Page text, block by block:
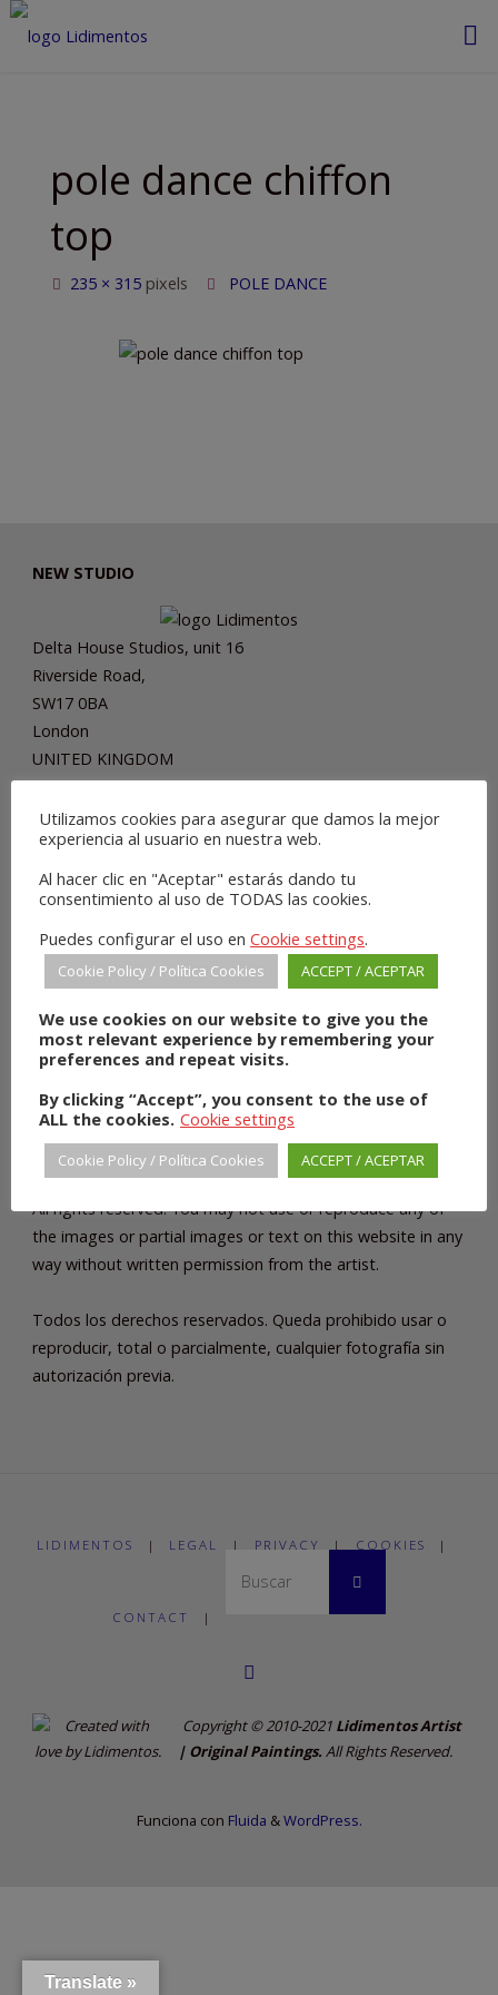
Saltar
pole dance chiffon
top
Tamaño
235 × 315 pixels POLE DANCE
NEW STUDIO
Delta House Studios, unit 16
Riverside Road,
SW17 0BA
London
UNITED KINGDOM
[map]
SHOPS
COPYRIGHT
All rights reserved. You may not use or reproduce any of
the images or partial images or text on this website in any
way without written permission from the artist.
Todos los derechos reservados. Queda prohibido usar o
reproducir, total o parcialmente, cualquier fotografía sin
autorización previa.
LIDIMENTOS | LEGAL | PRIVACY | COOKIES |
CONTACT |
Buscar
Copyright © 2010-2021 Lidimentos Artist
| Original Paintings. All Rights Reserved.
Funciona con Fluida &WordPress.
Utilizamos cookies para asegurar que damos la mejor
experiencia al usuario en nuestra web.
Al hacer clic en "Aceptar" estarás dando tu
consentimiento al uso de TODAS las cookies.
Puedes configurar el uso en Cookie settings.
Cookie Policy / Política Cookies ACCEPT / ACEPTAR
We use cookies on our website to give you the
most relevant experience by remembering your
preferences and repeat visits.
By clicking “Accept”, you consent to the use of
ALL the cookies. Cookie settings
Cookie Policy / Política Cookies ACCEPT / ACEPTAR
Translate »